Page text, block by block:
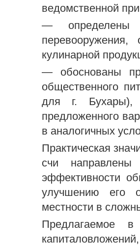
ведомственной
— определены
перевооружения,
кулинарной
— обоснованы
общественного
для г. Бухары),
предложенного
в аналогичных
Практическая
счи
эффективности
улучшению его
местности в
Предлагаемое в